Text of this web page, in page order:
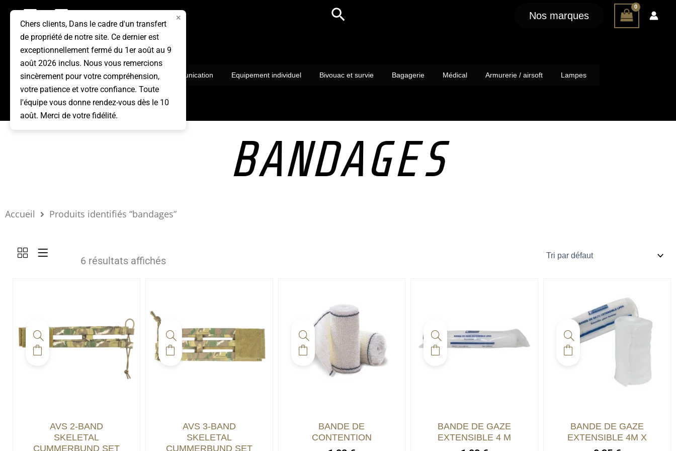
Aller
contenu
Rechercher Nos marques
Vêtements Communication Equipement individuel Bivouac et survie Bagagerie Médical Armurerie / airsoft Lampes
BANDAGES
Accueil Produits identifiés “bandages”
×
Chers clients, Dans le cadre d'un transfert
de propriété de notre site. Ce dernier est
exceptionnellement fermé du 1er août au 9
août 2026 inclus. Nous vous remercions
sincèrement pour votre compréhension,
votre patience et votre confiance. Toute
l'équipe vous donne rendez-vous dès le 10
août. Merci de votre fidélité.
6 résultats affichés
AVS 2-BAND
SKELETAL
CUMMERBUND SET
AVS 3-BAND
SKELETAL
CUMMERBUND SET
BANDE DE
CONTENTION
BANDE DE GAZE
EXTENSIBLE 4 M
BANDE DE GAZE
EXTENSIBLE 4M X